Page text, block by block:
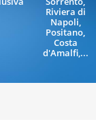
Riviera di
Napoli,
Positano,
Costa
d'Amalfi,...